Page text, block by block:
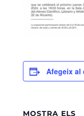
Afegeix al
MOSTRA ELS